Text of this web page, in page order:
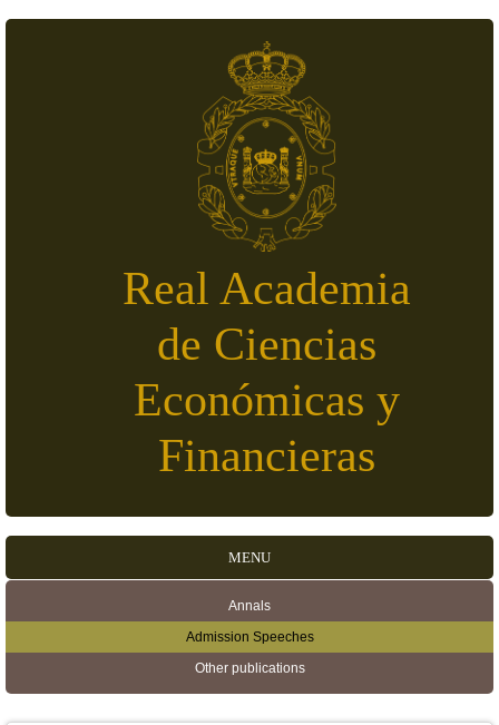
Real Academia
de Ciencias
Económicas y
Financieras
MENU
Secondary menu
Annals
Admission Speeches
Other publications